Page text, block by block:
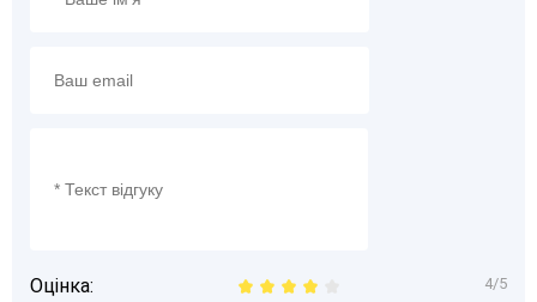
Оцінка: 4/5